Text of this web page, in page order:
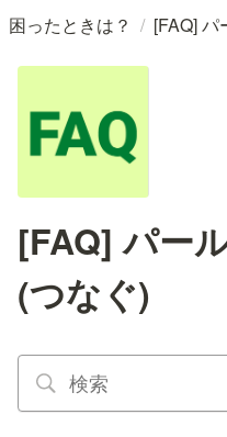
困ったときは？ /
[FAQ] パー
(つなぐ)